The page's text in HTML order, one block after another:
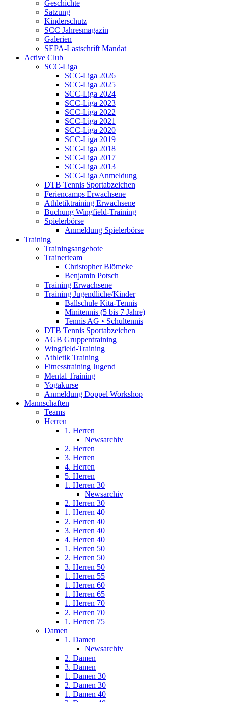
Geschichte
Satzung
Kinderschutz
SCC Jahresmagazin
Galerien
SEPA-Lastschrift Mandat
Active Club
SCC-Liga
SCC-Liga 2026
SCC-Liga 2025
SCC-Liga 2024
SCC-Liga 2023
SCC-Liga 2022
SCC-Liga 2021
SCC-Liga 2020
SCC-Liga 2019
SCC-Liga 2018
SCC-Liga 2017
SCC-Liga 2013
SCC-Liga Anmeldung
DTB Tennis Sportabzeichen
Feriencamps Erwachsene
Athletiktraining Erwachsene
Buchung Wingfield-Training
Spielerbörse
Anmeldung Spielerbörse
Training
Trainingsangebote
Trainerteam
Christopher Blömeke
Benjamin Potsch
Training Erwachsene
Training Jugendliche/Kinder
Ballschule Kita-Tennis
Minitennis (5 bis 7 Jahre)
Tennis AG • Schultennis
DTB Tennis Sportabzeichen
AGB Gruppentraining
Wingfield-Training
Athletik Training
Fitnesstraining Jugend
Mental Training
Yogakurse
Anmeldung Doppel Workshop
Mannschaften
Teams
Herren
1. Herren
Newsarchiv
2. Herren
3. Herren
4. Herren
5. Herren
1. Herren 30
Newsarchiv
2. Herren 30
1. Herren 40
2. Herren 40
3. Herren 40
4. Herren 40
1. Herren 50
2. Herren 50
3. Herren 50
1. Herren 55
1. Herren 60
1. Herren 65
1. Herren 70
2. Herren 70
1. Herren 75
Damen
1. Damen
Newsarchiv
2. Damen
3. Damen
1. Damen 30
2. Damen 30
1. Damen 40